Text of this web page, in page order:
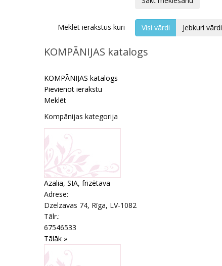
Meklēt ierakstus kuri Visi vārdi Jebkuri vārdi
KOMPĀNIJAS katalogs
KOMPĀNIJAS katalogs
Pievienot ierakstu
Meklēt
Kompānijas kategorija
Azalia, SIA, frizētava
Adrese:
Dzelzavas 74, Rīga, LV-1082
Tālr.:
67546533
Tālāk »